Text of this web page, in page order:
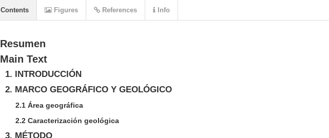
Resumen
Main Text
1. INTRODUCCIÓN
2. MARCO GEOGRÁFICO Y GEOLÓGICO
2.1 Área geográfica
2.2 Caracterización geológica
3. MÉTODO
Contents Figures References Info